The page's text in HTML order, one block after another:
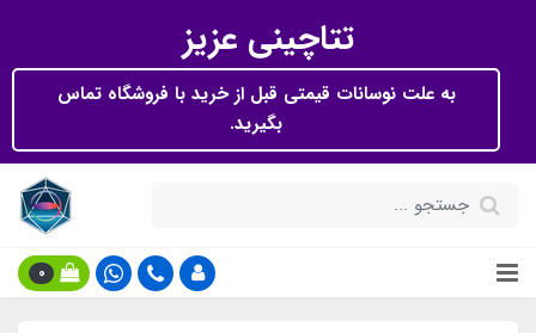
تتاچینی عزیز
به علت نوسانات قیمتی قبل از خرید با فروشگاه تماس
بگیرید.
0